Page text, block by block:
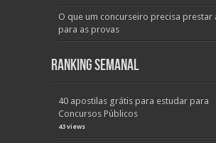
O que um concurseiro precisa prestar
para as provas
Ranking Semanal
40 apostilas grátis para estudar para
Concursos Públicos
43 views